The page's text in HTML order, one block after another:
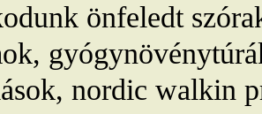
önfeledt
nordic walkin